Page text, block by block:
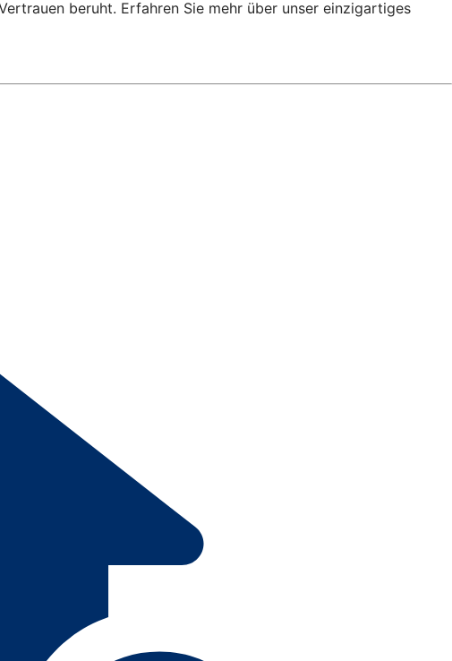
beruht. Erfahren Sie mehr über unser einzigartiges